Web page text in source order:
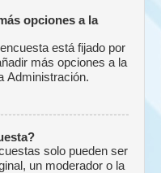
opciones a la
está fijado por
más opciones a la
Administración.
solo pueden ser
un moderador o la